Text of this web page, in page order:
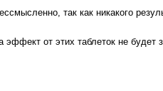
так как никакого
от этих таблеток не будет